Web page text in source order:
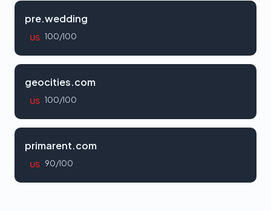
pre.wedding
US 100/100
geocities.com
US 100/100
primarent.com
US 90/100